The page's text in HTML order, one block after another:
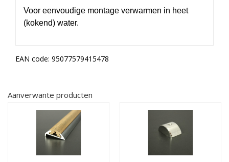
Voor eenvoudige montage verwarmen in heet
(kokend) water.
EAN code: 95077579415478
Aanverwante producten